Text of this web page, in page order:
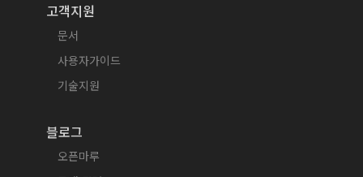
고객지원
문서
사용자가이드
기술지원
블로그
오픈마루